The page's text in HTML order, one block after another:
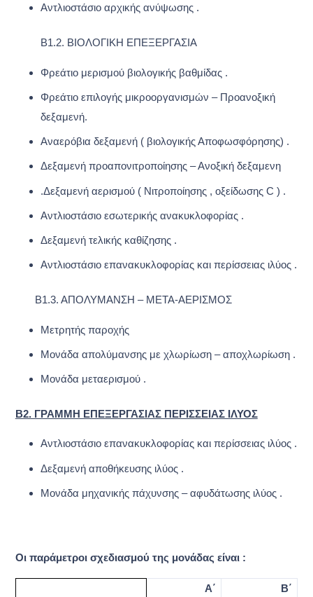
Αντλιοστάσιο αρχικής ανύψωσης .
Β1.2. ΒΙΟΛΟΓΙΚΗ ΕΠΕΞΕΡΓΑΣΙΑ
Φρεάτιο μερισμού βιολογικής βαθμίδας .
Φρεάτιο επιλογής μικροοργανισμών – Προανοξική
δεξαμενή.
Αναερόβια δεξαμενή ( βιολογικής Αποφωσφόρησης) .
Δεξαμενή προαπονιτροποίησης – Ανοξική δεξαμενη
.Δεξαμενή αερισμού ( Νιτροποίησης , οξείδωσης C ) .
Αντλιοστάσιο εσωτερικής ανακυκλοφορίας .
Δεξαμενή τελικής καθίζησης .
Αντλιοστάσιο επανακυκλοφορίας και περίσσειας ιλύος .
Β1.3. ΑΠΟΛΥΜΑΝΣΗ – ΜΕΤΑ-ΑΕΡΙΣΜΟΣ
Μετρητής παροχής
Μονάδα απολύμανσης με χλωρίωση – αποχλωρίωση .
Μονάδα μεταερισμού .
Β2. ΓΡΑΜΜΗ ΕΠΕΞΕΡΓΑΣΙΑΣ ΠΕΡΙΣΣΕΙΑΣ ΙΛΥΟΣ
Αντλιοστάσιο επανακυκλοφορίας και περίσσειας ιλύος .
Δεξαμενή αποθήκευσης ιλύος .
Μονάδα μηχανικής πάχυνσης – αφυδάτωσης ιλύος .
Οι παράμετροι σχεδιασμού της μονάδας είναι :
Α΄
Β΄